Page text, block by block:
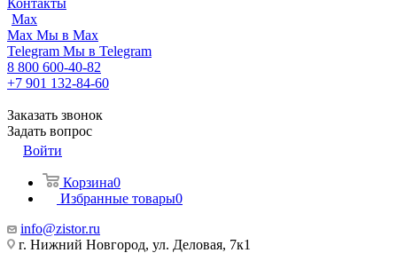
Контакты
Max
Max Мы в Max
Telegram Мы в Telegram
8 800 600-40-82
+7 901 132-84-60
Заказать звонок
Задать вопрос
Войти
Корзина0
Избранные товары0
info@zistor.ru
г. Нижний Новгород, ул. Деловая, 7к1